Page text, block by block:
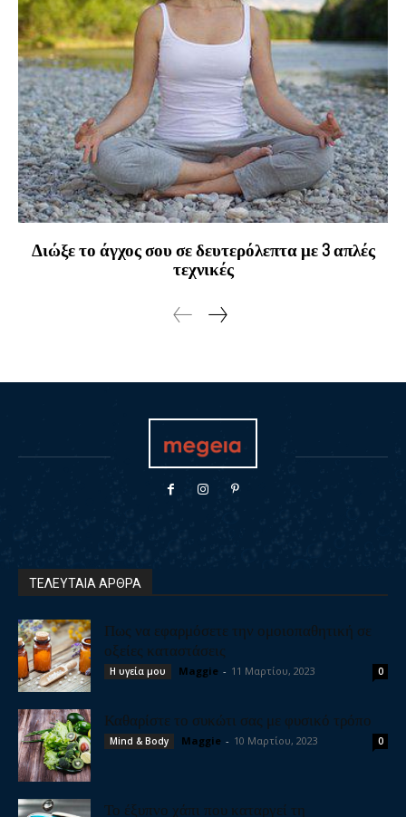
Διώξε το άγχος σου σε δευτερόλεπτα με 3 απλές
τεχνικές
ΤΕΛΕΥΤΑΙΑ ΑΡΘΡΑ
Πως να εφαρμόσετε την ομοιοπαθητική σε
οξείες καταστάσεις
Η υγεία μου Maggie - 11 Μαρτίου, 2023 0
Καθαρίστε το συκώτι σας με φυσικό τρόπο
Mind & Body Maggie - 10 Μαρτίου, 2023 0
Το έξυπνο χάπι που καταργεί τη